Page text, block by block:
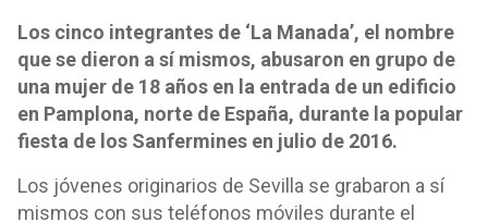
Los cinco integrantes de ‘La Manada’, el nombre
que se dieron a sí mismos, abusaron en grupo de
una mujer de 18 años en la entrada de un edificio
en Pamplona, norte de España, durante la popular
fiesta de los Sanfermines en julio de 2016.
Los jóvenes originarios de Sevilla se grabaron a sí
mismos con sus teléfonos móviles durante el